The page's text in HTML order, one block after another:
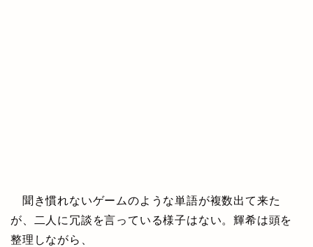
聞き慣れないゲームのような単語が複数出て来た
が、二人に冗談を言っている様子はない。輝希は頭を
整理しながら、